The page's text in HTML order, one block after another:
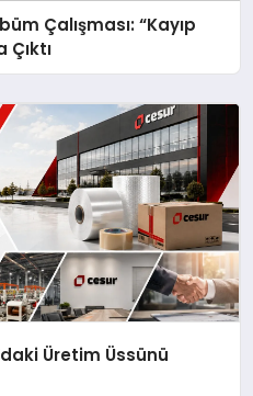
Çalışması: “Kayıp
Çıktı
Üretim Üssünü